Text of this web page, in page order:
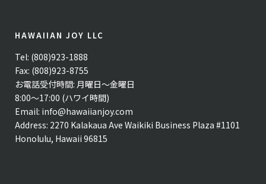
HAWAIIAN JOY LLC
Tel: (808)923-1888
Fax: (808)923-8755
お電話受付時間: 月曜日〜金曜日
8:00〜17:00 (ハワイ時間)
Email: info@hawaiianjoy.com
Address: 2270 Kalakaua Ave Waikiki Business Plaza #1101
Honolulu, Hawaii 96815